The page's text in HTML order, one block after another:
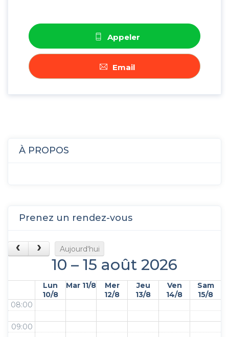
Appeler
Email
À PROPOS
Prenez un rendez-vous
Aujourd'hui
10 – 15 août 2026
Lun
10/8
Mar 11/8
Mer
12/8
Jeu
13/8
Ven
14/8
Sam
15/8
08:00
09:00